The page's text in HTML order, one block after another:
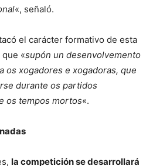
«, señaló.
el carácter formativo de esta
«supón un desenvolvemento
os xogadores e xogadoras, que
durante os partidos
os tempos mortos«.
la competición se desarrollará